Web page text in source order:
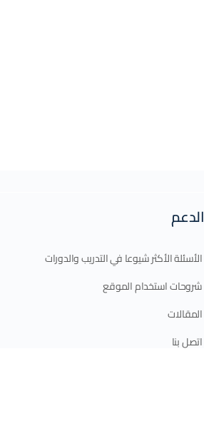
الدعم
الأسئلة الأكثر شيوعا في التدريب والدورات
شروحات استخدام الموقع
المقالات
اتصل بنا